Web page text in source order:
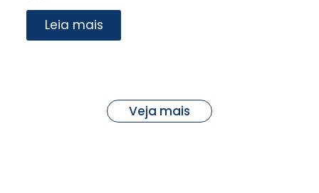
Leia mais
Veja mais